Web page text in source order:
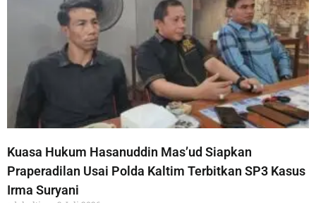
Kuasa Hukum Hasanuddin Mas’ud Siapkan
Praperadilan Usai Polda Kaltim Terbitkan SP3 Kasus
Irma Suryani